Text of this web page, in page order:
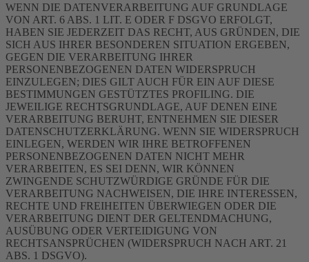
WENN DIE DATENVERARBEITUNG AUF GRUNDLAGE
VON ART. 6 ABS. 1 LIT. E ODER F DSGVO ERFOLGT,
HABEN SIE JEDERZEIT DAS RECHT, AUS GRÜNDEN, DIE
SICH AUS IHRER BESONDEREN SITUATION ERGEBEN,
GEGEN DIE VERARBEITUNG IHRER
PERSONENBEZOGENEN DATEN WIDERSPRUCH
EINZULEGEN; DIES GILT AUCH FÜR EIN AUF DIESE
BESTIMMUNGEN GESTÜTZTES PROFILING. DIE
JEWEILIGE RECHTSGRUNDLAGE, AUF DENEN EINE
VERARBEITUNG BERUHT, ENTNEHMEN SIE DIESER
DATENSCHUTZERKLÄRUNG. WENN SIE WIDERSPRUCH
EINLEGEN, WERDEN WIR IHRE BETROFFENEN
PERSONENBEZOGENEN DATEN NICHT MEHR
VERARBEITEN, ES SEI DENN, WIR KÖNNEN
ZWINGENDE SCHUTZWÜRDIGE GRÜNDE FÜR DIE
VERARBEITUNG NACHWEISEN, DIE IHRE INTERESSEN,
RECHTE UND FREIHEITEN ÜBERWIEGEN ODER DIE
VERARBEITUNG DIENT DER GELTENDMACHUNG,
AUSÜBUNG ODER VERTEIDIGUNG VON
RECHTSANSPRÜCHEN (WIDERSPRUCH NACH ART. 21
ABS. 1 DSGVO).